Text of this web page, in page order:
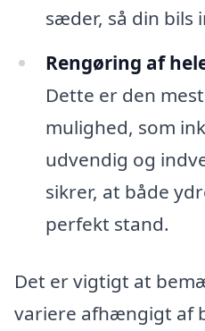
sæder, så din bils
Rengøring af
Dette er den
mulighed, som
udvendig og
sikrer, at både
perfekt stand.
Det er vigtigt at
variere afhængigt af